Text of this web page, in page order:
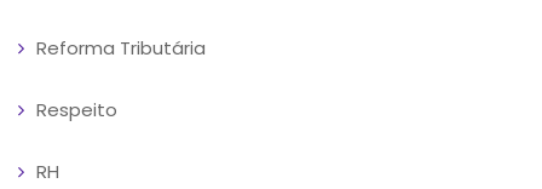
Reforma Tributária
Respeito
RH